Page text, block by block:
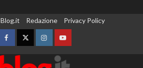
Redazione Privacy Policy
FacebookTwitterInstagramYouTube
nuove sanzioni contro
Lorella Cuccarini compie 61 anni:
“Ho l’energia di una ventenne!”